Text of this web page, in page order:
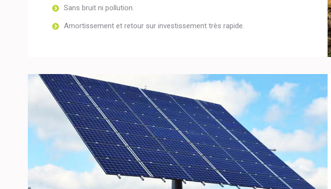
Sans bruit ni pollution.
Amortissement et retour sur investissement très rapide.